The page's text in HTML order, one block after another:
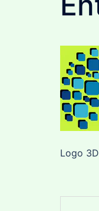
Logo